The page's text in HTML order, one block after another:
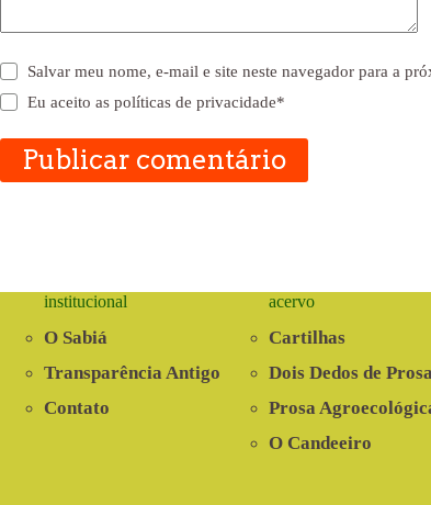
Salvar meu nome, e-mail e site neste navegador para a
Eu aceito aspolíticas de privacidade*
Publicar comentário
institucional
O Sabiá
Transparência Antigo
Contato
acervo
Cartilhas
Dois Dedos de Prosa
Prosa
O Candeeiro